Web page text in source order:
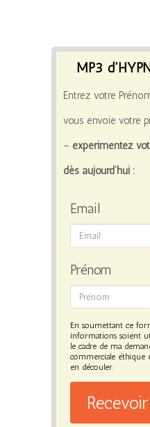
MP3
Entrez votre
vous envoie votre
– expérimentez
dès aujourd’hui :
Email
Prénom
En soumettant ce
informations soient
le cadre de ma
commerciale éthique
en découler.